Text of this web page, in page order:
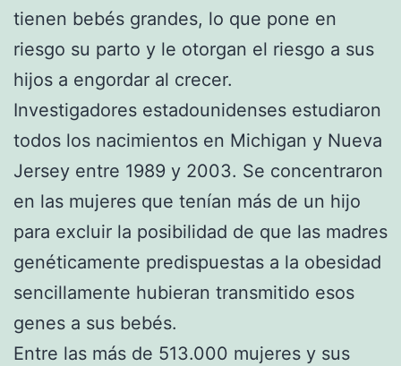
tienen bebés grandes, lo que pone en
riesgo su parto y le otorgan el riesgo a sus
hijos a engordar al crecer.
Investigadores estadounidenses estudiaron
todos los nacimientos en Michigan y Nueva
Jersey entre 1989 y 2003. Se concentraron
en las mujeres que tenían más de un hijo
para excluir la posibilidad de que las madres
genéticamente predispuestas a la obesidad
sencillamente hubieran transmitido esos
genes a sus bebés.
Entre las más de 513.000 mujeres y sus